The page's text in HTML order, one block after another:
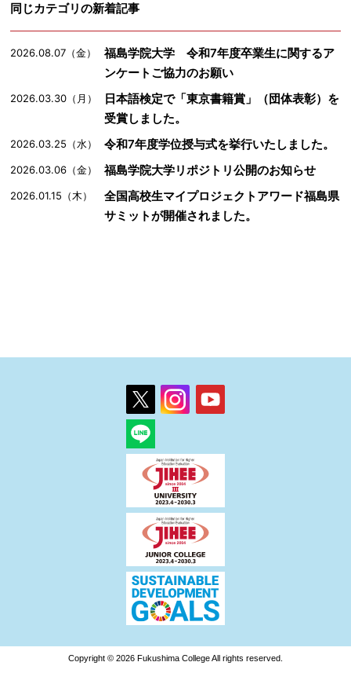
同じカテゴリの新着記事
2026.08.07（金）
福島学院大学 令和7年度卒業生に関するア
ンケートご協力のお願い
2026.03.30（月）
日本語検定で「東京書籍賞」（団体表彰）を
受賞しました。
2026.03.25（水） 令和7年度学位授与式を挙行いたしました。
2026.03.06（金） 福島学院大学リポジトリ公開のお知らせ
2026.01.15（木）
全国高校生マイプロジェクトアワード福島県
サミットが開催されました。
Copyright © 2026 Fukushima College All rights reserved.